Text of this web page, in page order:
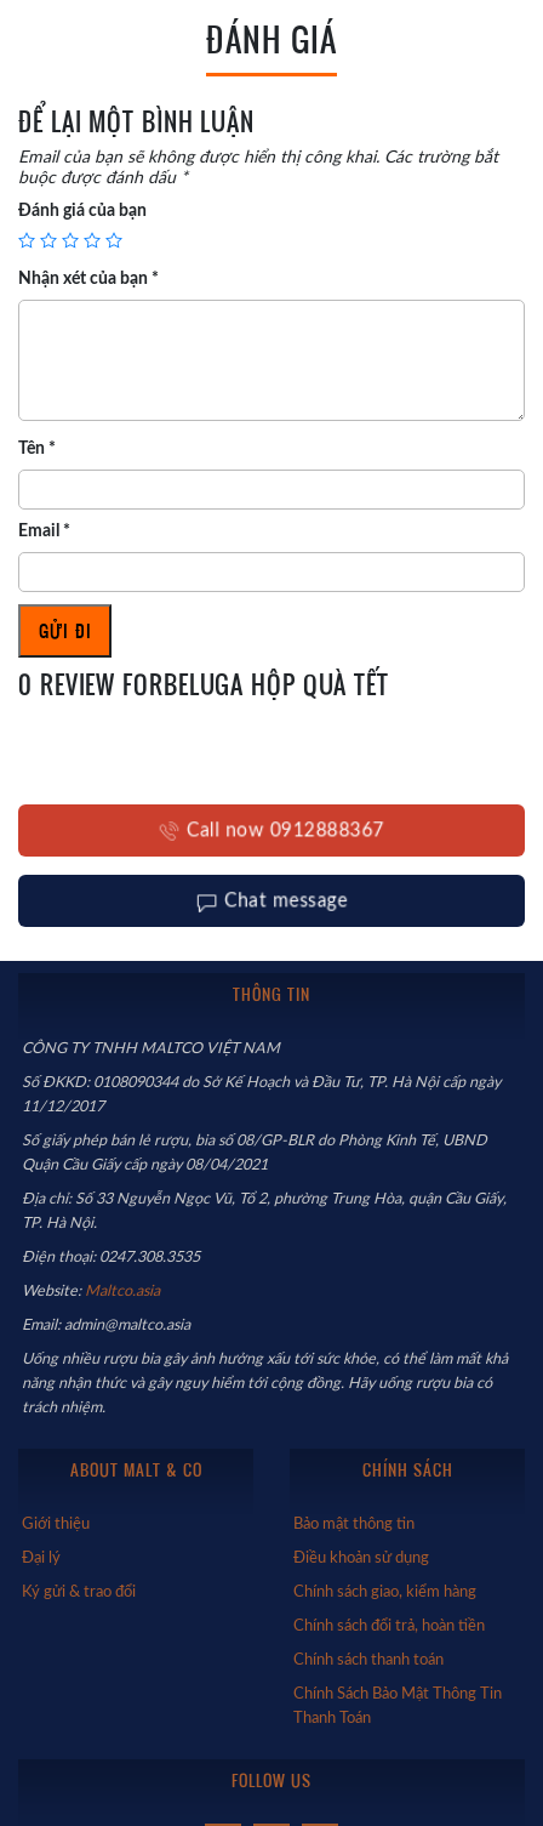
ĐÁNH GIÁ
ĐỂ LẠI MỘT BÌNH LUẬN
Email của bạn sẽ không được hiển thị công khai. Các trường bắt
buộc được đánh dấu *
Đánh giá của bạn
Nhận xét của bạn *
Tên *
Email *
0 REVIEW FORBELUGA HỘP QUÀ TẾT
Call now 0912888367
Chat message
THÔNG TIN
CÔNG TY TNHH MALTCO VIỆT NAM
Số ĐKKD: 0108090344 do Sở Kế Hoạch và Đầu Tư, TP. Hà Nội cấp ngày
11/12/2017
Số giấy phép bán lẻ rượu, bia số 08/GP-BLR do Phòng Kinh Tế, UBND
Quận Cầu Giấy cấp ngày 08/04/2021
Địa chỉ: Số 33 Nguyễn Ngọc Vũ, Tổ 2, phường Trung Hòa, quận Cầu Giấy,
TP. Hà Nội.
Điện thoại: 0247.308.3535
Website: Maltco.asia
Email: admin@maltco.asia
Uống nhiều rượu bia gây ảnh hưởng xấu tới sức khỏe, có thể làm mất khả
năng nhận thức và gây nguy hiểm tới cộng đồng. Hãy uống rượu bia có
trách nhiệm.
ABOUT MALT & CO
Giới thiệu
Đại lý
Ký gửi & trao đổi
CHÍNH SÁCH
Bảo mật thông tin
Điều khoản sử dụng
Chính sách giao, kiểm hàng
Chính sách đổi trả, hoàn tiền
Chính sách thanh toán
Chính Sách Bảo Mật Thông Tin
Thanh Toán
FOLLOW US